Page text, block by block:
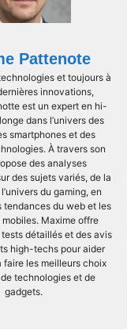
Pattenote
et toujours à
innovations,
est un expert en hi-
dans l’univers des
smartphones et des
À travers son
des analyses
des sujets variés, de la
du gaming, en
tendances du web et les
Maxime offre
détaillés et des avis
high-techs pour aider
faire les meilleurs choix
technologies et de
gadgets.